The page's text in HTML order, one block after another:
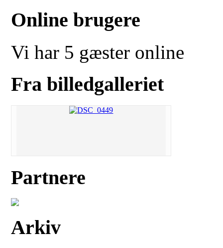
Online brugere
Vi har 5 gæster online
Fra billedgalleriet
Partnere
Arkiv